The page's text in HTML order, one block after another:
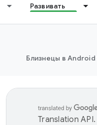
Развивать
Близнецы в
Translation API.